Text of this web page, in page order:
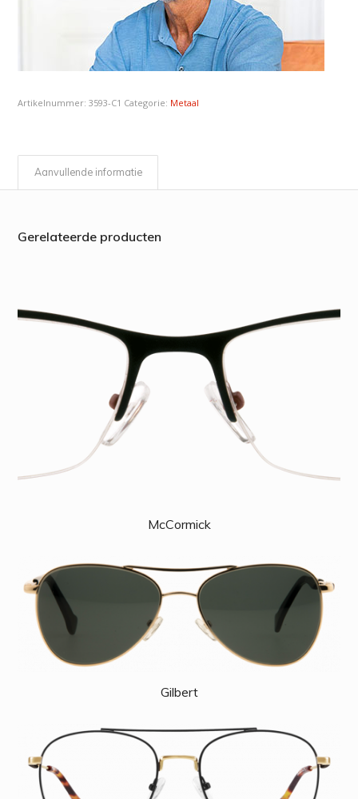
Artikelnummer:3593-C1 Categorie: Metaal
Aanvullende informatie
Gerelateerde producten
McCormick
Gilbert